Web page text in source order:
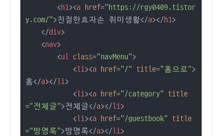
<h1><a href="https://rgy0409.tistor
y.com/">친절한효자손 취미생활</a></h1>
</div>
<nav>
<ul class="navMenu">
<li><a href="/" title="홈으로">
홈</a></li>
<li><a href="/category" title
="전체글">전체글</a></li>
<li><a href="/guestbook" title
="방명록">방명록</a></li>